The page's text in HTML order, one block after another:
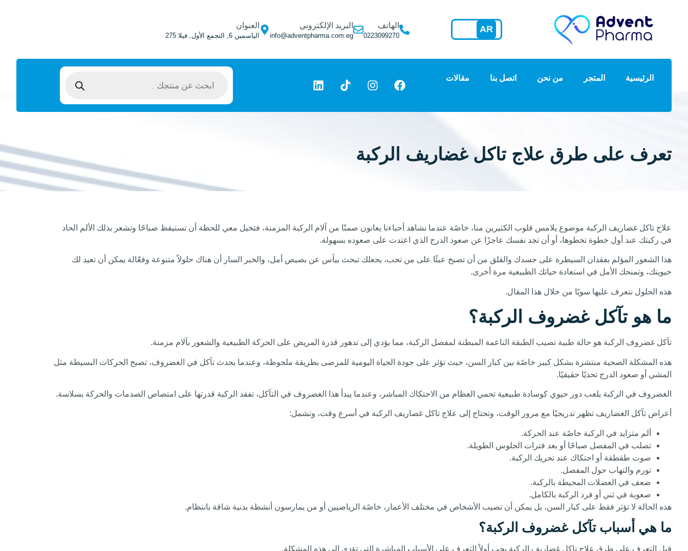
AR الهاتف
0223099270
البريد الإلكتروني
info@adventpharma.com.eg
العنوان
الياسمين 6, التجمع الأول, فيلا 275
الرئيسية المتجر من نحن اتصل بنا مقالات
تعرف على طرق علاج تاكل غضاريف الركبة
علاج تاكل غضاريف الركبة موضوع يلامس قلوب الكثيرين منا، خاصًة عندما نشاهد أحباءنا يعانون صمتًا من آلام الركبة المزمنة، فتخيل معي للحظة أن تستيقظ صباحًا وتشعر بذلك الألم الحاد
في ركبتك عند أول خطوة تخطوها، أو أن تجد نفسك عاجزًا عن صعود الدرج الذي اعتدت على صعوده بسهولة.
هذا الشعور المؤلم بفقدان السيطرة على جسدك والقلق من أن تصبح عبئًا على من تحب، يجعلك تبحث بيأس عن بصيص أمل، والخبر السار أن هناك حلولاً متنوعة وفعّالة يمكن أن تعيد لك
حيويتك، وتمنحك الأمل في استعادة حياتك الطبيعية مرة أخرى.
هذه الحلول نتعرف عليها سويًا من خلال هذا المقال.
ما هو تآكل غضروف الركبة؟
تآكل غضروف الركبة هو حالة طبية تصيب الطبقة الناعمة المبطنة لمفصل الركبة، مما يؤدي إلى تدهور قدرة المريض على الحركة الطبيعية والشعور بآلام مزمنة.
هذه المشكلة الصحية منتشرة بشكل كبير خاصًة بين كبار السن، حيث تؤثر على جودة الحياة اليومية للمرضى بطريقة ملحوظة، وعندما يحدث تآكل في الغضروف، تصبح الحركات البسيطة مثل
المشي أو صعود الدرج تحديًا حقيقيًا.
الغضروف في الركبة يلعب دور حيوي كوسادة طبيعية تحمي العظام من الاحتكاك المباشر، وعندما يبدأ هذا الغضروف في التآكل، تفقد الركبة قدرتها على امتصاص الصدمات والحركة بسلاسة.
أعراض تآكل الغضاريف تظهر تدريجيًا مع مرور الوقت، وتحتاج إلى علاج تاكل غضاريف الركبة في أسرع وقت، وتشمل:
ألم متزايد في الركبة خاصًة عند الحركة.
تصلب في المفصل صباحًا أو بعد فترات الجلوس الطويلة.
صوت طقطقة أو احتكاك عند تحريك الركبة.
تورم والتهاب حول المفصل.
ضعف في العضلات المحيطة بالركبة.
صعوبة في ثني أو فرد الركبة بالكامل.
هذه الحالة لا تؤثر فقط على كبار السن، بل يمكن أن تصيب الأشخاص في مختلف الأعمار، خاصًة الرياضيين أو من يمارسون أنشطة بدنية شاقة بانتظام.
ما هي أسباب تآكل غضروف الركبة؟
قبل التعرف على طرق علاج تاكل غضاريف الركبة يجب أولاً التعرف على الأسباب المباشرة التي تؤدي إلى هذه المشكلة.